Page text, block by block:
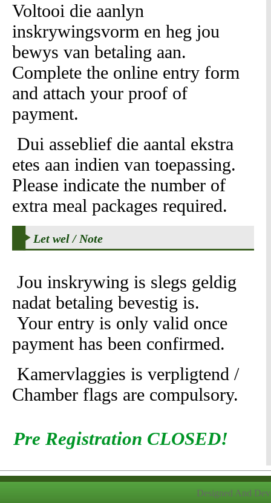
Voltooi die aanlyn
inskrywingsvorm en heg jou
bewys van betaling aan.
Complete the online entry form
and attach your proof of
payment.
Dui asseblief die aantal ekstra
etes aan indien van toepassing.
Please indicate the number of
extra meal packages required.
Let wel / Note
Jou inskrywing is slegs geldig
nadat betaling bevestig is.
Your entry is only valid once
payment has been confirmed.
Kamervlaggies is verpligtend /
Chamber flags are compulsory.
Pre Registration CLOSED!
Designed And